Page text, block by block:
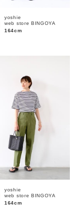
yoshie
web store BINGOYA
164cm
yoshie
web store BINGOYA
164cm